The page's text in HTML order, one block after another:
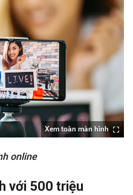
Xem toàn màn hình
online
với 500 triệu